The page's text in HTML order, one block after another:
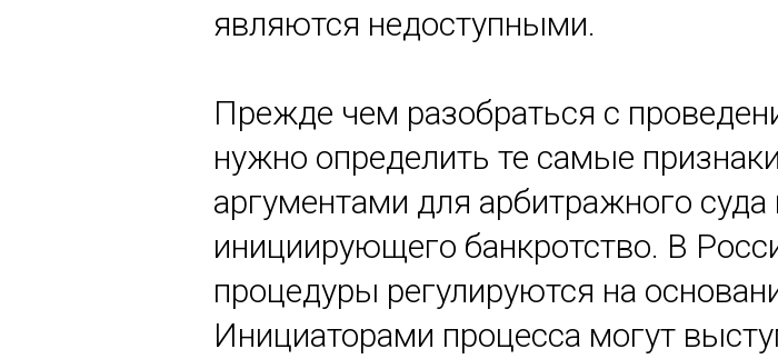
являются недоступными.
Прежде чем разобраться с
нужно определить те самые
аргументами для арбитражного
инициирующего банкротство. В
процедуры регулируются на
Инициаторами процесса могут